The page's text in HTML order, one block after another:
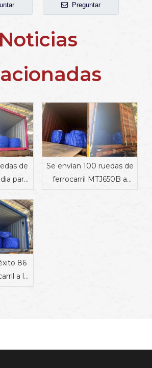
Preguntar
Noticias
de
para
Se envían 100 ruedas de
ferrocarril MTJ650B a
86
a la